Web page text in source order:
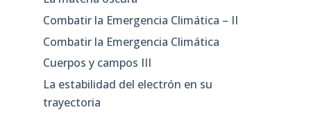
Combatir la Emergencia Climática – II
Combatir la Emergencia Climática
Cuerpos y campos III
La estabilidad del electrón en su
trayectoria